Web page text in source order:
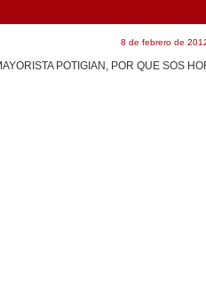
8 de febrero de
POTIGIAN, POR QUE SOS